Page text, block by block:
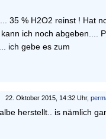
35 % H2O2 reinst ! Hat
ich noch abgeben....
ich gebe es zum
22. Oktober 2015, 14:32 Uhr,
herstellt.. is nämlich